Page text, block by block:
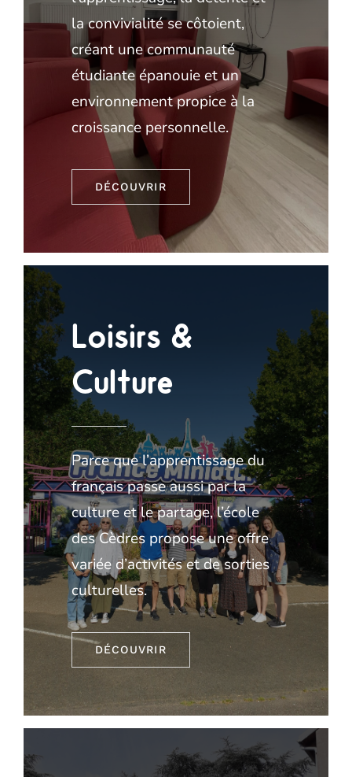
la convivialité se côtoient,
créant une communauté
étudiante épanouie et un
environnement propice à la
croissance personnelle.
DÉCOUVRIR
Loisirs &
Culture
Parce que l’apprentissage du
français passe aussi par la
culture et le partage, l’école
des Cèdres propose une offre
variée d’activités et de sorties
culturelles.
DÉCOUVRIR